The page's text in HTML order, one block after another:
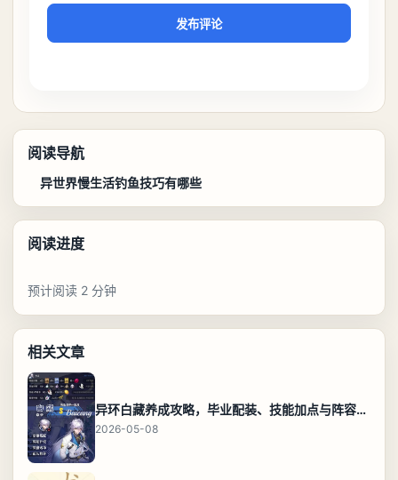
发布评论
阅读导航
异世界慢生活钓鱼技巧有哪些
阅读进度
预计阅读 2 分钟
相关文章
异环白藏养成攻略，毕业配装、技能加点与阵容搭配保姆级解析
2026-05-08